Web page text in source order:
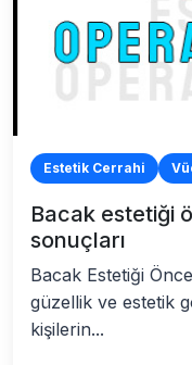
Estetik Cerrahi
Bacak estetiği
sonuçları
Bacak Estetiği
güzellik ve estetik
kişilerin...